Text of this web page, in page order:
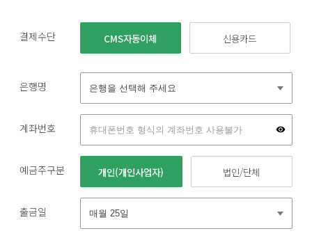
결제수단 CMS자동이체 신용카드
은행명
계좌번호
예금주구분 개인(개인사업자) 법인/단체
출금일